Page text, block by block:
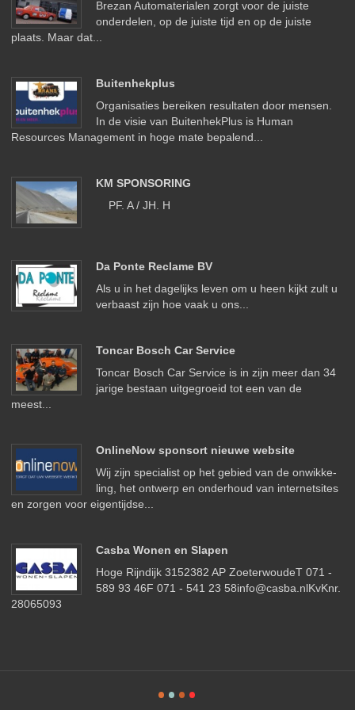
Brezan Automaterialen zorgt voor de juiste
onderdelen, op de juiste tijd en op de juiste
plaats. Maar dat...
Buitenhekplus
Organisaties bereiken resultaten door mensen.
In de visie van BuitenhekPlus is Human
Resources Management in hoge mate bepalend...
KM SPONSORING
PF. A / JH. H
Da Ponte Reclame BV
Als u in het dagelijks leven om u heen kijkt zult u
verbaast zijn hoe vaak u ons...
Toncar Bosch Car Service
Toncar Bosch Car Service is in zijn meer dan 34
jarige bestaan uitgegroeid tot een van de
meest...
OnlineNow sponsort nieuwe website
Wij zijn spe­cia­list op het ge­bied van de on­wikke­
ling, het ont­werp en on­der­houd van in­ter­net­sites
en zorgen voor ei­gen­ti­jdse...
Casba Wonen en Slapen
Hoge Rijndijk 3152382 AP ZoeterwoudeT 071 -
589 93 46F 071 - 541 23 58info@casba.nlKvKnr.
28065093